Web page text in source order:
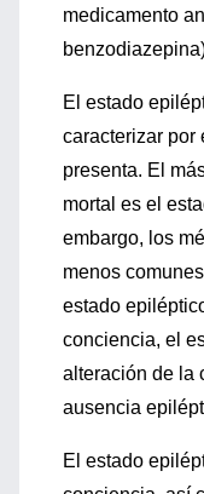
medicamento
El estado
caracterizar por
presenta. El
mortal es el
embargo, los
menos
estado
conciencia, el
alteración de la
ausencia
El estado